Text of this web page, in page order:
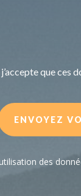
que ces
ENVOYEZ
des